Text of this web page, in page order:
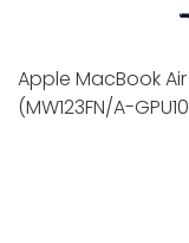
Apple MacBook
(MW123FN/A-